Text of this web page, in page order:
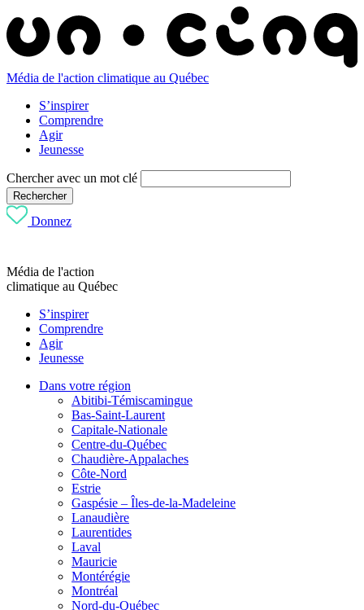
Média de l'action climatique au Québec
S’inspirer
Comprendre
Agir
Jeunesse
Chercher avec un mot clé
Rechercher
Donnez
Média de l'action
climatique au Québec
S’inspirer
Comprendre
Agir
Jeunesse
Dans votre région
Abitibi-Témiscamingue
Bas-Saint-Laurent
Capitale-Nationale
Centre-du-Québec
Chaudière-Appalaches
Côte-Nord
Estrie
Gaspésie – Îles-de-la-Madeleine
Lanaudière
Laurentides
Laval
Mauricie
Montérégie
Montréal
Nord-du-Québec